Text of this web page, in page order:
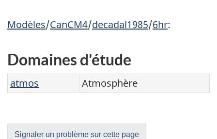
Modèles/CanCM4/decadal1985/6hr:
Domaines d'étude
atmos Atmosphère
Signaler un problème sur cette page